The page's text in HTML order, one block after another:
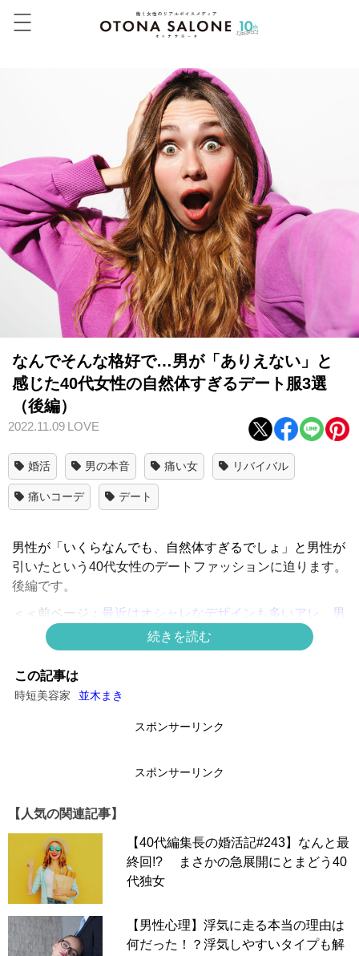
なんでそんな格好で…男が「ありえない」と
感じた40代女性の自然体すぎるデート服3選
（後編）
2022.11.09 LOVE
婚活 男の本音 痛い女 リバイバル
痛いコーデ デート
男性が「いくらなんでも、自然体すぎるでしょ」と男性が
引いたという40代女性のデートファッションに迫ります。
後編です。
＜＜前ページ： 最近はオシャレなデザインも多いアレ、男
性から見るとやはり不評のようです
うっかり「自然体すぎるオバサン」2：普段着にし
か見えない服で繁華街にお出かけ
続きを読む
この記事は
時短美容家 並木まき
スポンサーリンク
スポンサーリンク
【人気の関連記事】
【40代編集長の婚活記#243】なんと最
終回!? まさかの急展開にとまどう40
代独女
【男性心理】浮気に走る本当の理由は
何だった！？浮気しやすいタイプも解